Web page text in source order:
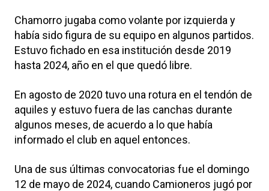
Chamorro jugaba como volante por izquierda y
había sido figura de su equipo en algunos partidos.
Estuvo fichado en esa institución desde 2019
hasta 2024, año en el que quedó libre.
En agosto de 2020 tuvo una rotura en el tendón de
aquiles y estuvo fuera de las canchas durante
algunos meses, de acuerdo a lo que había
informado el club en aquel entonces.
Una de sus últimas convocatorias fue el domingo
12 de mayo de 2024, cuando Camioneros jugó por